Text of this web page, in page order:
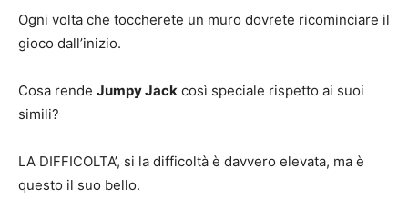
Ogni volta che toccherete un muro dovrete ricominciare il
gioco dall’inizio.
Cosa rende Jumpy Jack così speciale rispetto ai suoi
simili?
LA DIFFICOLTA’, si la difficoltà è davvero elevata, ma è
questo il suo bello.